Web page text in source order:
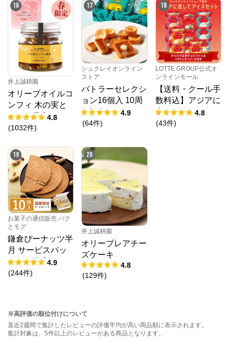
16
井上誠耕園
オリーブオイルコ
ンフィ 木の実と
ドライ果実 192g
春限定
4.8
(1032件)
17
シュクレイオンライン
ストア
バトラーセレクシ
ョン16個入 10周
年記念パッケージ
4.9
(64件)
18
LOTTE GROUP公式オ
ンラインモール
【送料・クール手
数料込】アジアに
恋してアイスセッ
ト（クリアファイ
4.8
(43件)
19
お菓子の通信販売 パク
とモグ
鎌倉ぴーナッツ半
月 サービスパッ
ク 10枚入4.9
(244件)
20
井上誠耕園
オリーブレアチー
ズケーキ
4.8
(129件)
※高評価の順位付けについて
直近2週間で集計したレビューの評価平均が高い商品順に表示されます。
集計対象は、5件以上のレビューがある商品となります。